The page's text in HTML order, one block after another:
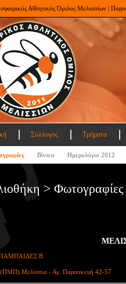
Αθλητικός Όμιλος Μελισσίων |
Σύλλογος Τμήματα
Βίντεο Ημερολόγιο 2012
> Φωτογραφίες
Β
(ΠΜΠ) Μελίσσια - Αγ. Παρασκευή 42-57